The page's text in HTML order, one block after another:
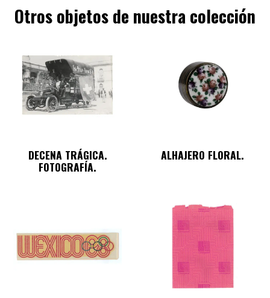
Otros objetos de nuestra colección
DECENA TRÁGICA.
FOTOGRAFÍA.
ALHAJERO FLORAL.